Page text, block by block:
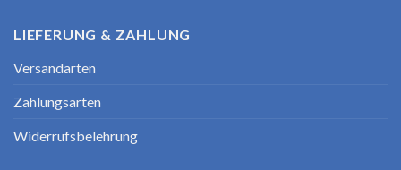
LIEFERUNG & ZAHLUNG
Versandarten
Zahlungsarten
Widerrufsbelehrung